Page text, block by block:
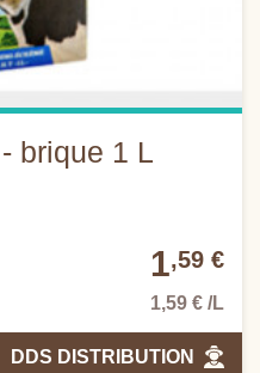
brique 1 L
1,59 €
1,59 € /L
DDS DISTRIBUTION